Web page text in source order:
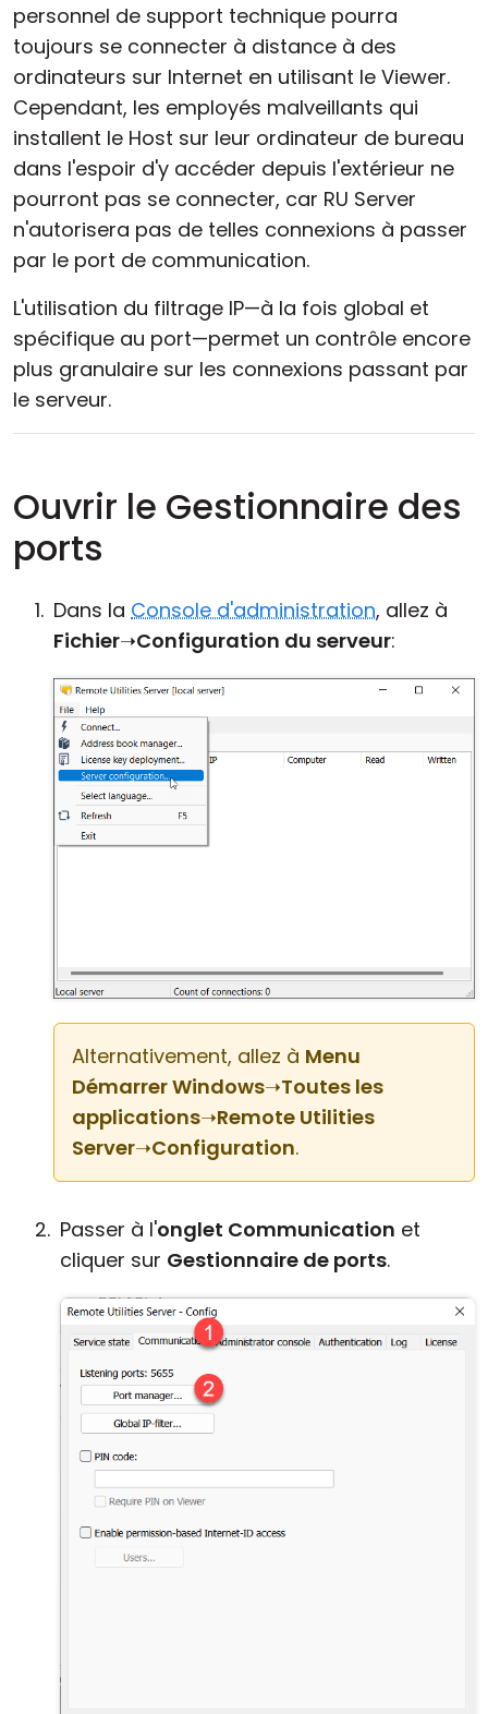
personnel de support technique pourra
toujours se connecter à distance à des
ordinateurs sur Internet en utilisant le Viewer.
Cependant, les employés malveillants qui
installent le Host sur leur ordinateur de bureau
dans l'espoir d'y accéder depuis l'extérieur ne
pourront pas se connecter, car RU Server
n'autorisera pas de telles connexions à passer
par le port de communication.
L'utilisation du filtrage IP—à la fois global et
spécifique au port—permet un contrôle encore
plus granulaire sur les connexions passant par
le serveur.
Ouvrir le Gestionnaire des
ports
Dans la Console d'administration, allez à
Fichier➝Configuration du serveur:
Alternativement, allez à Menu
Démarrer Windows➝Toutes les
applications➝Remote Utilities
Server➝Configuration.
Passer à l'onglet Communication et
cliquer sur Gestionnaire de ports.